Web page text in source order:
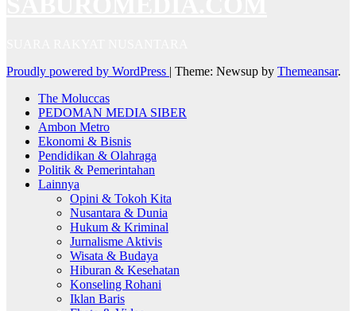
Proudly powered by WordPress | Theme: Newsup by Themeansar.
The Moluccas
PEDOMAN MEDIA SIBER
Ambon Metro
Ekonomi & Bisnis
Pendidikan & Olahraga
Politik & Pemerintahan
Lainnya
Opini & Tokoh Kita
Nusantara & Dunia
Hukum & Kriminal
Jurnalisme Aktivis
Wisata & Budaya
Hiburan & Kesehatan
Konseling Rohani
Iklan Baris